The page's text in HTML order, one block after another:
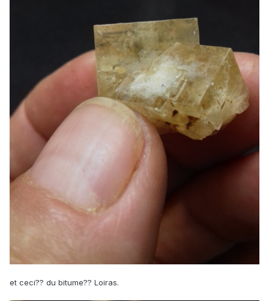
et ceci?? du bitume?? Loiras.